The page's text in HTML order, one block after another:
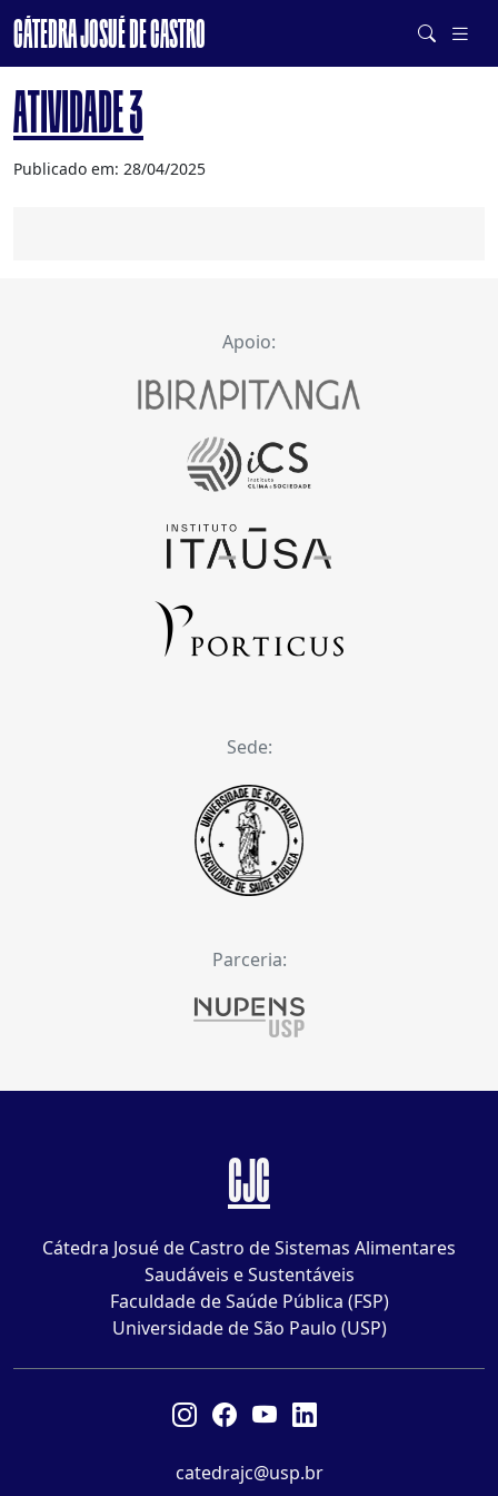
CÁTEDRA JOSUÉ DE CASTRO
DE SISTEMAS ALIMENTARES SAUDÁVEIS E SUSTENTÁVEIS
ATIVIDADE 3
Publicado em: 28/04/2025
Apoio:
Sede:
Parceria:
CJC
Cátedra Josué de Castro de Sistemas Alimentares
Saudáveis e Sustentáveis
Faculdade de Saúde Pública (FSP)
Universidade de São Paulo (USP)
catedrajc@usp.br